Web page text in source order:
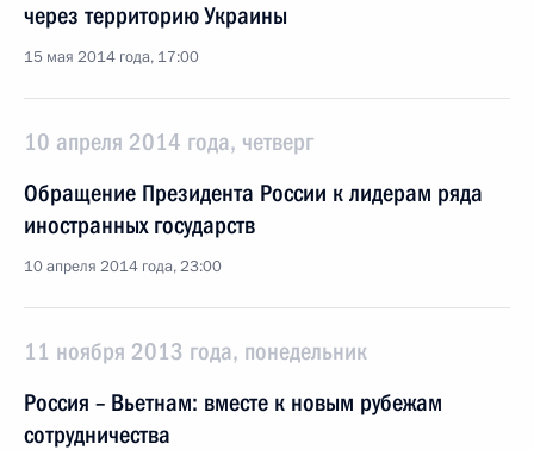
через территорию Украины
15 мая 2014 года, 17:00
10 апреля 2014 года, четверг
Обращение Президента России к лидерам ряда
иностранных государств
10 апреля 2014 года, 23:00
11 ноября 2013 года, понедельник
Россия – Вьетнам: вместе к новым рубежам
сотрудничества